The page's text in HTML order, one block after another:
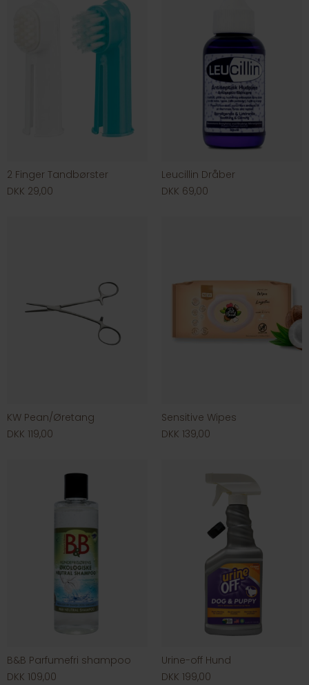
2 Finger Tandbørster
DKK 29,00
Leucillin Dråber
DKK 69,00
KW Pean/Øretang
DKK 119,00
Sensitive Wipes
DKK 139,00
B&B Parfumefri shampoo
DKK 109,00
Urine-off Hund
DKK 199,00